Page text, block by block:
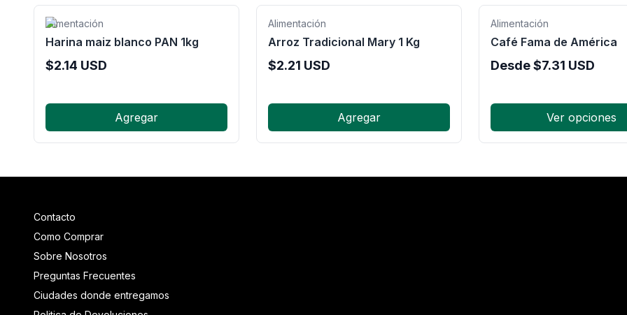
Alimentación
Harina maiz blanco PAN 1kg
$2.14 USD
Agregar
Alimentación
Arroz Tradicional Mary 1 Kg
$2.21 USD
Agregar
Alimentación
Café Fama de América
Desde$7.31 USD
Ver opciones
Contacto
Como Comprar
Sobre Nosotros
Preguntas Frecuentes
Ciudades donde entregamos